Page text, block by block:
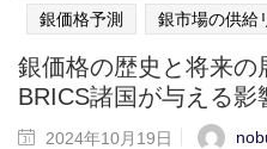
銀価格予測 銀市場の供給
銀価格の歴史と将来の
BRICS諸国が与える影
2024年10月19日